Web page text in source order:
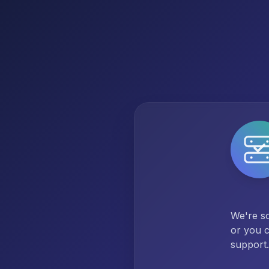
We're
or you
support.